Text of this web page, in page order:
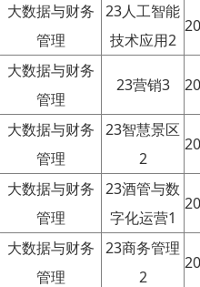
大数据与财务
管理
23人工智能
技术应用2
大数据与财务
管理
23营销3
大数据与财务
管理
23智慧景区
2
大数据与财务
管理
23酒管与数
字化运营1
大数据与财务
管理
23商务管理
2